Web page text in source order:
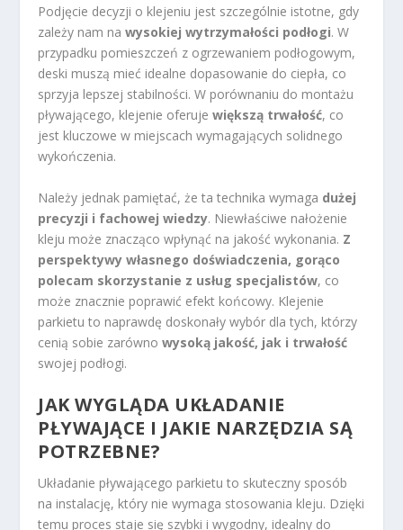
Podjęcie decyzji o klejeniu jest szczególnie istotne, gdy
zależy nam nawysokiej wytrzymałości podłogi. W
przypadku pomieszczeń z ogrzewaniem podłogowym,
deski muszą mieć idealne dopasowanie do ciepła, co
sprzyja lepszej stabilności. W porównaniu do montażu
pływającego, klejenie oferujewiększą trwałość, co
jest kluczowe w miejscach wymagających solidnego
wykończenia.
Należy jednak pamiętać, że ta technika wymaga dużej
precyzji i fachowej wiedzy. Niewłaściwe nałożenie
kleju może znacząco wpłynąć na jakość wykonania. Z
perspektywy własnego doświadczenia, gorąco
polecam skorzystanie z usług specjalistów, co
może znacznie poprawić efekt końcowy. Klejenie
parkietu to naprawdę doskonały wybór dla tych, którzy
cenią sobie zarównowysoką jakość, jak i trwałość
swojej podłogi.
JAK WYGLĄDA UKŁADANIE
PŁYWAJĄCE I JAKIE NARZĘDZIA SĄ
POTRZEBNE?
Układanie pływającego parkietu to skuteczny sposób
na instalację, który nie wymaga stosowania kleju. Dzięki
temu proces staje się szybki i wygodny, idealny do